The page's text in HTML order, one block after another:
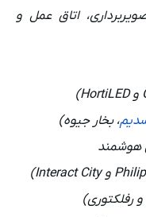
اتاق عمل و
، بخار جیوه)
هوشمند
رفلکتوری)